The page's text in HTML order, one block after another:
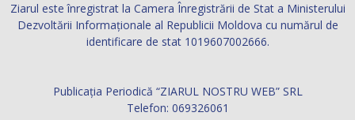
Ziarul este înregistrat la Camera Înregistrării de Stat a Ministerului
Dezvoltării Informaţionale al Republicii Moldova cu numărul de
identificare de stat 1019607002666.
Publicația Periodică “ZIARUL NOSTRU WEB” SRL
Telefon: 069326061